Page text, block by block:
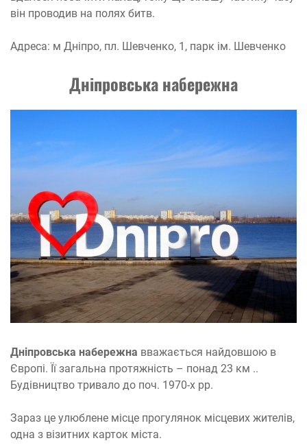
він проводив на полях битв.
Адреса: м Дніпро, пл. Шевченко, 1, парк ім. Шевченко
Дніпровська набережна
Дніпровська набережна вважається найдовшою в
Європі. Її загальна протяжність – понад 23 км ..
Будівництво тривало до поч. 1970-х рр.
Зараз це улюблене місце прогулянок місцевих жителів,
одна з візитних карток міста.